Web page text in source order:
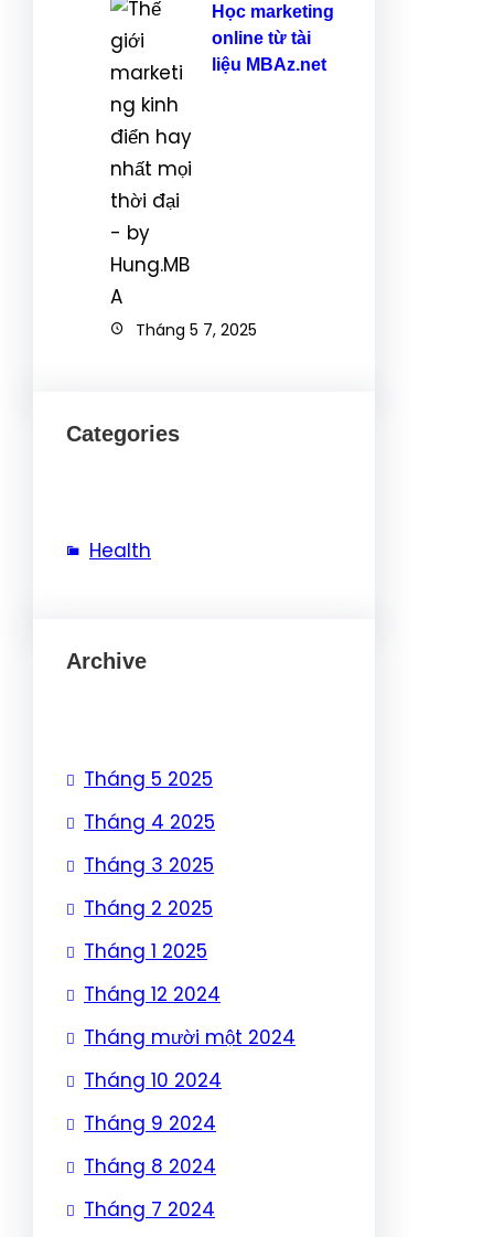
Học marketing
online từ tài
liệu MBAz.net
Tháng 5 7, 2025
Categories
Health
Archive
Tháng 5 2025
Tháng 4 2025
Tháng 3 2025
Tháng 2 2025
Tháng 1 2025
Tháng 12 2024
Tháng mười một 2024
Tháng 10 2024
Tháng 9 2024
Tháng 8 2024
Tháng 7 2024